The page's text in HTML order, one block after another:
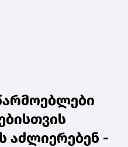
აძლიერებენ -